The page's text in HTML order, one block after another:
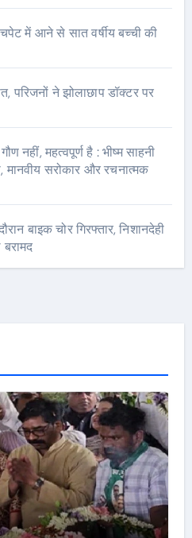
में आने से सात वर्षीय बच्ची की
परिजनों ने झोलाछाप डॉक्टर पर
नहीं, महत्वपूर्ण है : भीष्म साहनी
मानवीय सरोकार और रचनात्मक
बाइक चोर गिरफ्तार, निशानदेही